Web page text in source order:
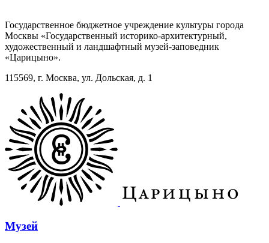
Государственное бюджетное учреждение культуры города
Москвы «Государственный историко-архитектурный,
художественный и ландшафтный музей-заповедник
«Царицыно».
115569, г. Москва, ул. Дольская, д. 1
Музей